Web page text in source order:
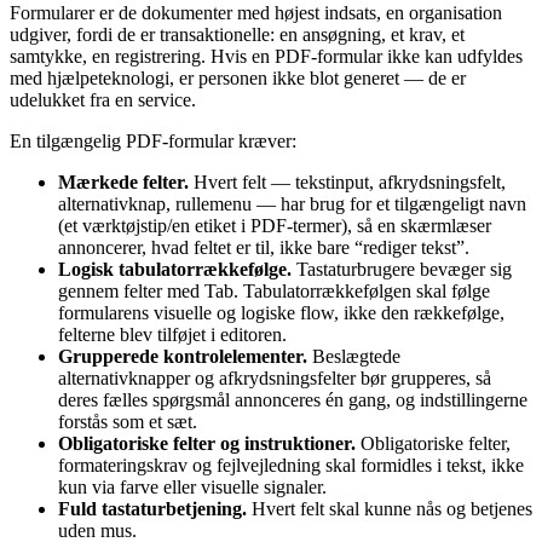
Formularer er de dokumenter med højest indsats, en organisation
udgiver, fordi de er transaktionelle: en ansøgning, et krav, et
samtykke, en registrering. Hvis en PDF-formular ikke kan udfyldes
med hjælpeteknologi, er personen ikke blot generet — de er
udelukket fra en service.
En tilgængelig PDF-formular kræver:
Mærkede felter. Hvert felt — tekstinput, afkrydsningsfelt,
alternativknap, rullemenu — har brug for et tilgængeligt navn
(et værktøjstip/en etiket i PDF-termer), så en skærmlæser
annoncerer, hvad feltet er til, ikke bare “rediger tekst”.
Logisk tabulatorrækkefølge. Tastaturbrugere bevæger sig
gennem felter med Tab. Tabulatorrækkefølgen skal følge
formularens visuelle og logiske flow, ikke den rækkefølge,
felterne blev tilføjet i editoren.
Grupperede kontrolelementer. Beslægtede
alternativknapper og afkrydsningsfelter bør grupperes, så
deres fælles spørgsmål annonceres én gang, og indstillingerne
forstås som et sæt.
Obligatoriske felter og instruktioner. Obligatoriske felter,
formateringskrav og fejlvejledning skal formidles i tekst, ikke
kun via farve eller visuelle signaler.
Fuld tastaturbetjening. Hvert felt skal kunne nås og betjenes
uden mus.